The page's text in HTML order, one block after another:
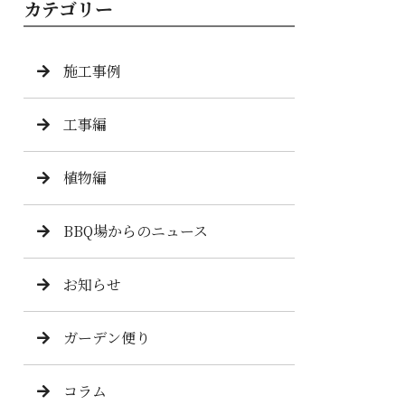
カテゴリー
施工事例
工事編
植物編
BBQ場からのニュース
お知らせ
ガーデン便り
コラム